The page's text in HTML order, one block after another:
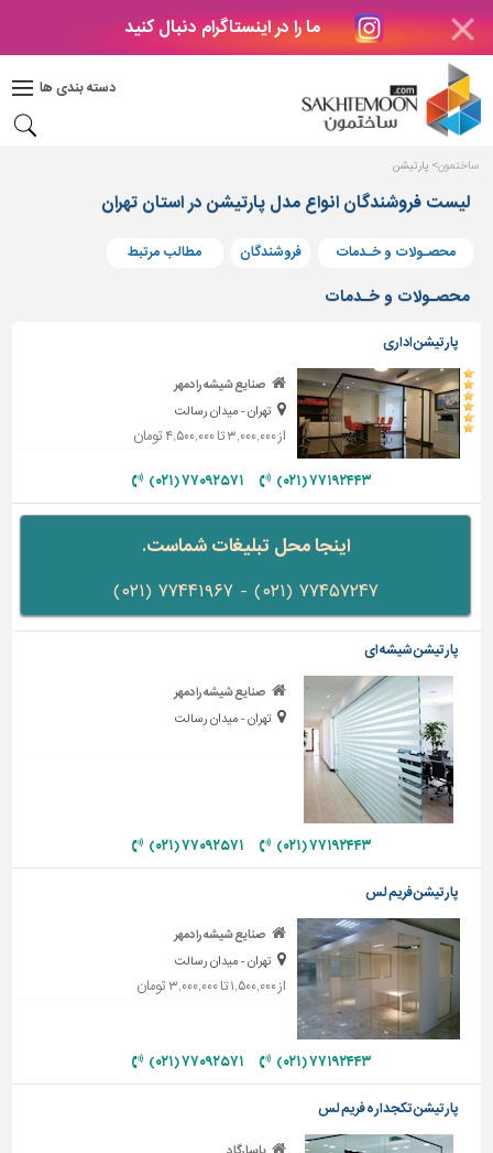
ما را در اینستاگرام دنبال کنید
دسته بندی ها
دکوراسیون
بتن
های
بتنی
و
پنجره
ساختمانی
پله،
نرده
و
حفاظ
دیوارپوش،
سرویس
بهداشتی
ابزار،یراق
و
ماشین
آلات
برقی،روشنایی،ایمنی
محوطه
و
نما
ساخت
تاسیسات
ساختمان
شهرسازی،
ترافیک
و
ساختمون پارتیشن
لیست فروشندگان انواع مدل پارتیشن در استان تهران
محصـولات و خـدمات فروشندگان مطالب مرتبط
محصـولات و خـدمات
پارتیشن اداری
صنایع شیشه رادمهر
تهران - میدان رسالت
از ۳,۰۰۰,۰۰۰ تا ۴,۵۰۰,۰۰۰ تومان
۷۷۱۹۲۴۴۳ (۰۲۱) ۷۷۰۹۲۵۷۱ (۰۲۱)
اینجا محل تبلیغات شماست.
۷۷۴۵۷۲۴۷ (۰۲۱) - ۷۷۴۴۱۹۶۷ (۰۲۱)
پارتیشن شیشه ای
صنایع شیشه رادمهر
تهران - میدان رسالت
۷۷۱۹۲۴۴۳ (۰۲۱) ۷۷۰۹۲۵۷۱ (۰۲۱)
پارتیشن فریم لس
صنایع شیشه رادمهر
تهران - میدان رسالت
از ۱,۵۰۰,۰۰۰ تا ۳,۰۰۰,۰۰۰ تومان
۷۷۱۹۲۴۴۳ (۰۲۱) ۷۷۰۹۲۵۷۱ (۰۲۱)
پارتیشن تکجداره فریم لس